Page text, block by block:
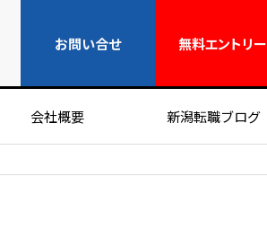
お問い合せ 無料エントリー
会社概要 新潟転職ブログ